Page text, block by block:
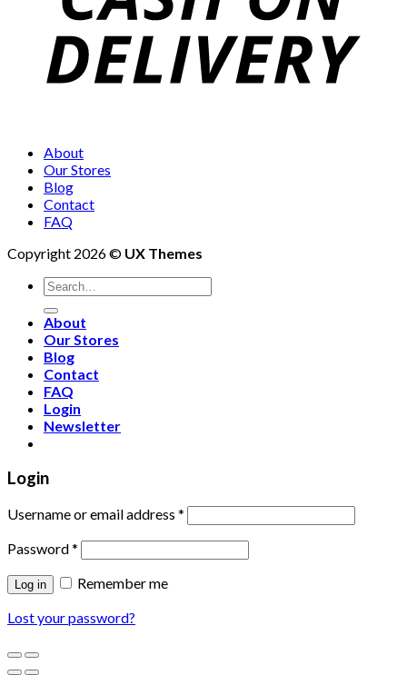
About
Our Stores
Blog
Contact
FAQ
Copyright 2026 © UX Themes
About
Our Stores
Blog
Contact
FAQ
Login
Newsletter
Login
Username or email address *
Password*
Log in
Remember me
Lost your password?